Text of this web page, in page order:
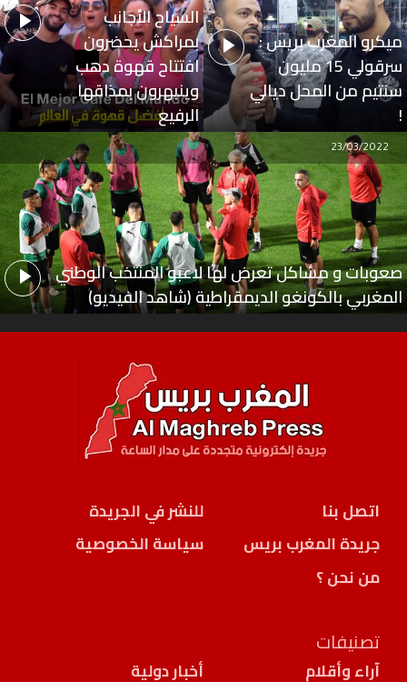
ميكرو المغرب بريس :
سرقولي 15 مليون
سنتيم من المحل ديالي
!
السياح الأجانب
بمراكش يحضرون
افتتاح قهوة دهب
وينبهرون بمذاقها
الرفيع
صعوبات و مشاكل تعرض لها لاعبو المنتخب الوطني
المغربي بالكونغو الديمقراطية (شاهد الفيديو)
23/03/2022
اتصل بنا
للنشر في الجريدة
جريدة المغرب بريس
سياسة الخصوصية
من نحن ؟
تصنيفات
آراء وأقلام أخبار دولية